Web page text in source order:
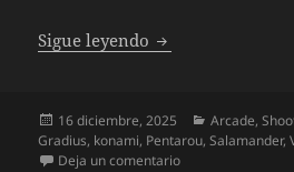
Sigue leyendo Sexy Parodius
Publicado
el
16 diciembre, 2025 Categorías
Arcade,
Gradius, konami, Pentarou,Salamander,
Deja un comentarioen Sexy Parodius